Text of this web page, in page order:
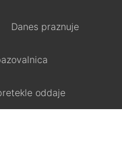
Danes praznuje
oddaje